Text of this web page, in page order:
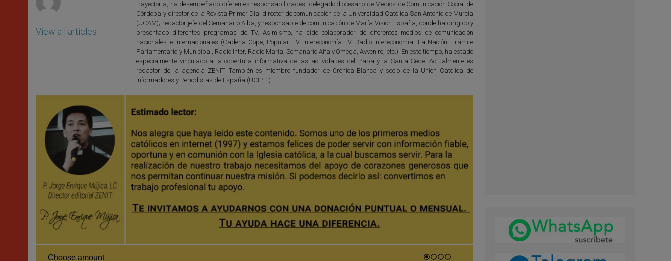
View all articles
trayectoria, ha desempeñado diferentes responsabilidades: delegado diocesano de Medios de Comunicación Social de
Córdoba y director de la Revista Primer Día; director de comunicación de la Universidad Católica San Antonio de Murcia
(UCAM); redactor jefe del Semanario Alba, y responsable de comunicación de María Visión España, donde ha dirigido y
presentado diferentes programas de TV. Asimismo, ha sido colaborador de diferentes medios de comunicación
nacionales e internacionales (Cadena Cope, Popular TV, Intereconomía TV, Radio Intereconomía, La Nación, Trámite
Parlamentario y Municipal, Radio Inter, Radio María, Semanario Alfa y Omega, Avvenire, etc.). En este tiempo, ha estado
especialmente vinculado a la cobertura informativa de las actividades del Papa y la Santa Sede. Actualmente es
redactor de la agencia ZENIT. También es miembro fundador de Crónica Blanca y socio de la Unión Católica de
Informadores y Periodistas de España (UCIP-E).